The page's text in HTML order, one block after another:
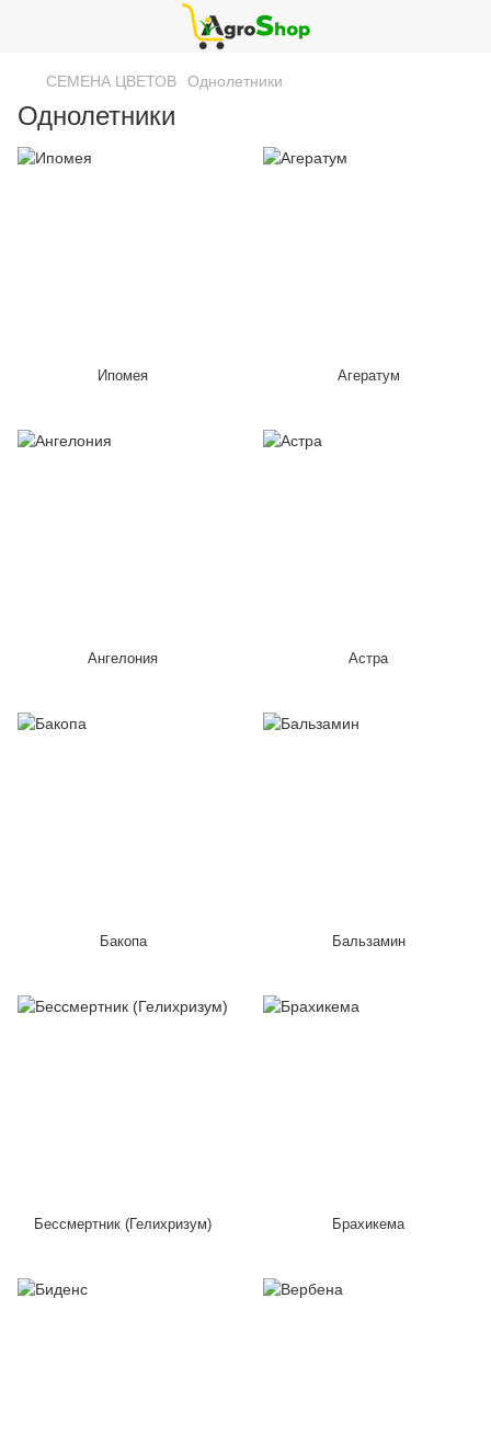
СЕМЕНА ЦВЕТОВ Однолетники
Однолетники
Ипомея Агератум
Ангелония Астра
Бакопа Бальзамин
Бессмертник (Гелихризум) Брахикема